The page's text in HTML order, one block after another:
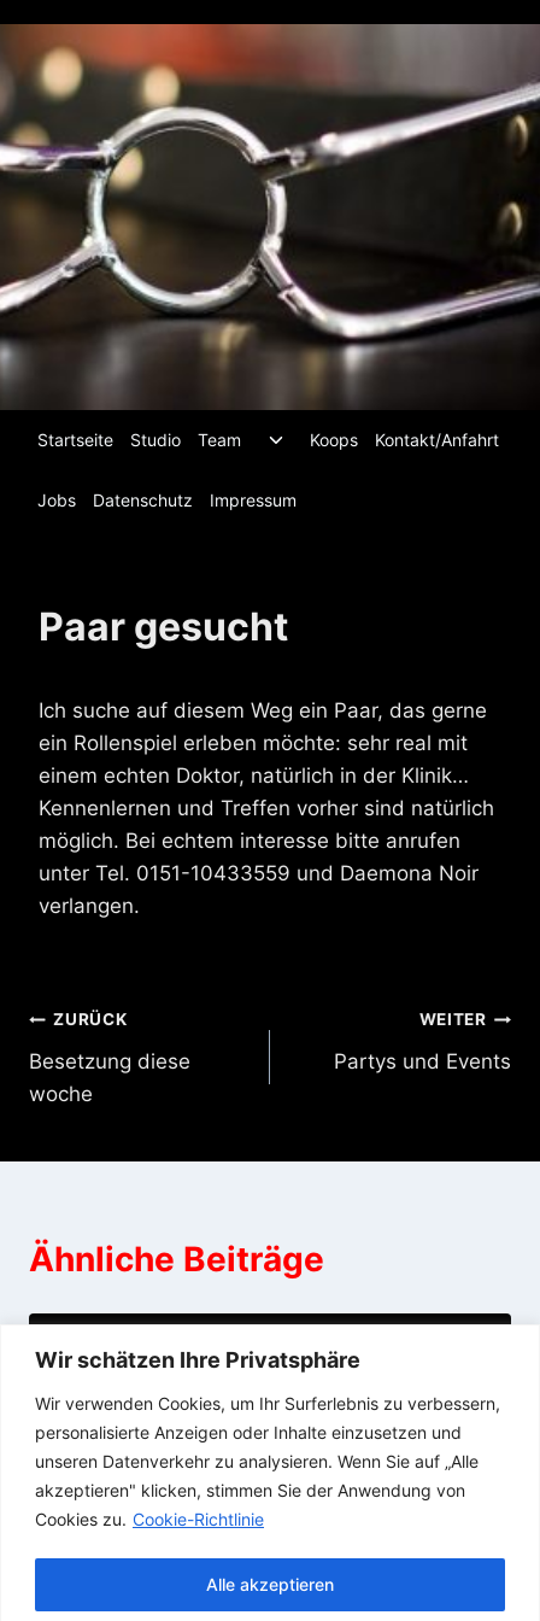
Wir schätzen Ihre Privatsphäre
Wir verwenden Cookies, um Ihr Surferlebnis zu verbessern,
personalisierte Anzeigen oder Inhalte einzusetzen und
unseren Datenverkehr zu analysieren. Wenn Sie auf „Alle
akzeptieren" klicken, stimmen Sie der Anwendung von
Cookies zu. Cookie-Richtlinie
Alle akzeptieren
Inhalt
springen
Startseite Studio Team
Untermenü
umschalten
Koops Kontakt/Anfahrt
Jobs Datenschutz Impressum
Paar gesucht
Ich suche auf diesem Weg ein Paar, das gerne
ein Rollenspiel erleben möchte: sehr real mit
einem echten Doktor, natürlich in der Klinik…
Kennenlernen und Treffen vorher sind natürlich
möglich. Bei echtem interesse bitte anrufen
unter Tel. 0151-10433559 und Daemona Noir
verlangen.
Beitragsnavigation
ZURÜCK
Besetzung diese
woche
WEITER
Partys und Events
Ähnliche Beiträge
Es ist so weit!
27/10/2021